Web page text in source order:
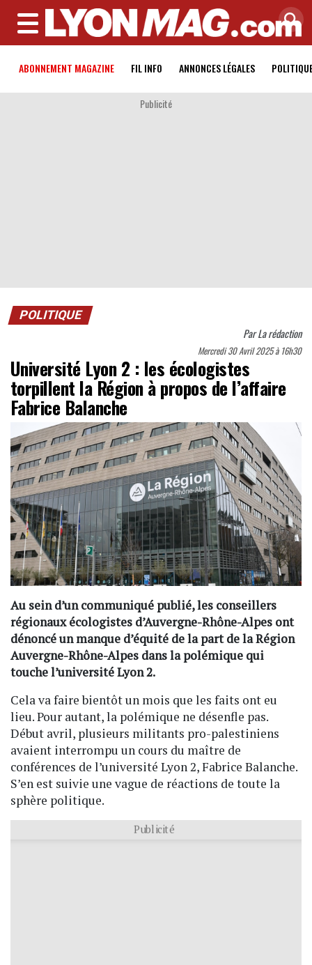
MENU
ABONNEMENT MAGAZINE FIL INFO ANNONCES LÉGALES
Publicité
POLITIQUE
ParLa rédaction
Mercredi 30 Avril 2025 à 16h30
Université Lyon 2 : les écologistes
torpillent la Région à propos de l’affaire
Fabrice Balanche
Au sein d’un communiqué publié, les conseillers
régionaux écologistes d’Auvergne-Rhône-Alpes ont
dénoncé un manque d’équité de la part de la Région
Auvergne-Rhône-Alpes dans la polémique qui
touche l’université Lyon 2.
Cela va faire bientôt un mois que les faits ont eu
lieu. Pour autant, la polémique ne désenfle pas.
Début avril, plusieurs militants pro-palestiniens
avaient interrompu un cours du maître de
conférences de l’université Lyon 2, Fabrice Balanche.
S’en est suivie une vague de réactions de toute la
sphère politique.
Publicité